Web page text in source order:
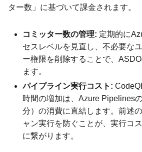
ター数」に基づいて課金されます。
コミッター数の管理: 定期的に
セスレベルを見直し、不必要な
ー権限を削除することで、
ます。
パイプライン実行コスト:
時間の増加は、Azure Pipelines
分）の消費に直結します。前述
ャン実行を防ぐことが、実行コ
に繋がります。